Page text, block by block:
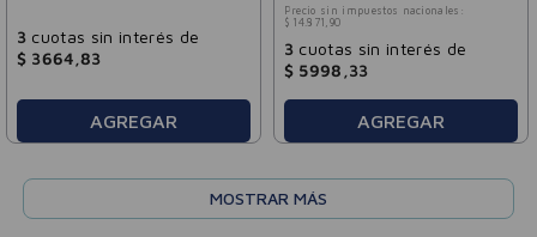
3 cuotas sin interés de
$ 3664 ,83
AGREGAR
Precio sin impuestos nacionales:
$ 14 .871 90
3 cuotas sin interés de
$ 5998 33
AGREGAR
MOSTRAR MÁS